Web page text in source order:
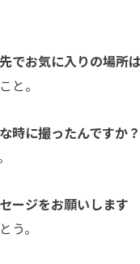
でお気に入りの場所
と。
時に撮ったんですか？
ージをお願いします
う。